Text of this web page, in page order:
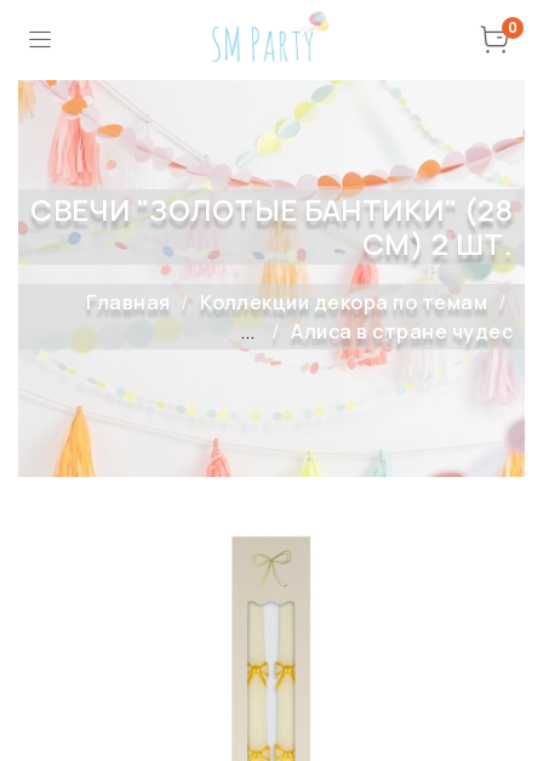
0
СВЕЧИ "ЗОЛОТЫЕ БАНТИКИ" (28
СМ) 2 ШТ.
Главная
Коллекции декора по темам
...
Алиса в стране чудес